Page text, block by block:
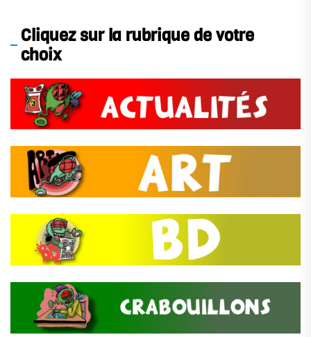
Cliquez sur la rubrique de votre
choix